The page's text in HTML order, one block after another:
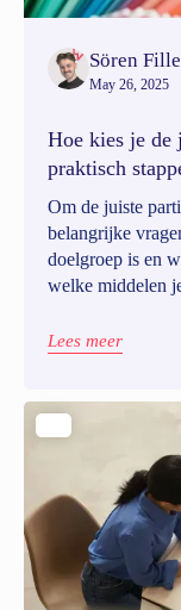
Sören
May 26, 2025
Hoe kies je de
praktisch
Om de juiste
belangrijke
doelgroep is en
welke middelen
door elk van
Lees meer